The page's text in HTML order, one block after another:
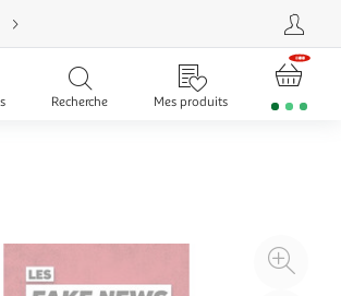
Recherche Mes produits